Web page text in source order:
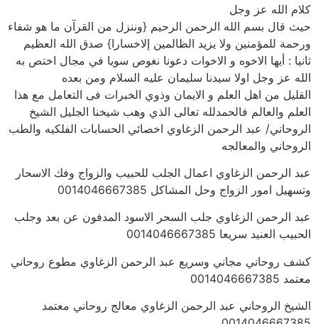
كلام الله عز وجل
حيث قال بسم الله الرحمن الرحيم {وننزل من القرآن ما هو شفاء
ورحمة للمؤمنين ولا يزيد الظالمين إلاخسارا} صدق الله العظيم
ثانيا : أيها الاخوه و الاخوات دعونا نغوص سويا في مجال اختص به
الله عز وجل اولا سيدنا سليمان عليه السلام ومن بعده
القليل من اهل العلم و الايمان وذوي الخبرات فى التعامل مع هذا
العلم والعالم فالحمدلله تعالى الذي وهب شيخنا الجليل الشيخ
الروحاني/ عبد الرحمن الزغاوي اخصائي الحسابات الفلكيه والطب
الروحاني والمعالجه
عبد الرحمن الزغاوي اعمال الجلب للحبيب والزواج وفك الاسحار
وتسهيل امور الزواج وحل المشاكل 0014046667385
عبد الرحمن الزغاوي جلب السحر الاسود المدفون عن بعد وجلب
الحبيب العنيد سريعا 0014046667385
كشف روحاني مجاني وسريع عبد الرحمن الزغاوي مطوع روحاني
معتمد 0014046667385
الشيخ الروحاني عبد الرحمن الزغاوي معالج روحاني معتمد